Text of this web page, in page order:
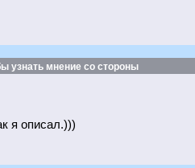
узнать мнение со стороны
я описал.)))